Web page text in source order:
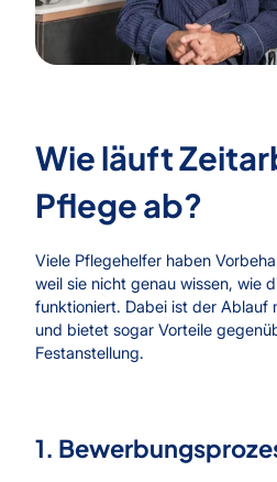
Wie läuft
Pflege ab?
Viele Pflegehelfer haben
weil sie nicht genau wissen, wie
funktioniert. Dabei ist der Ablauf
und bietet sogar Vorteile
Festanstellung.
1.